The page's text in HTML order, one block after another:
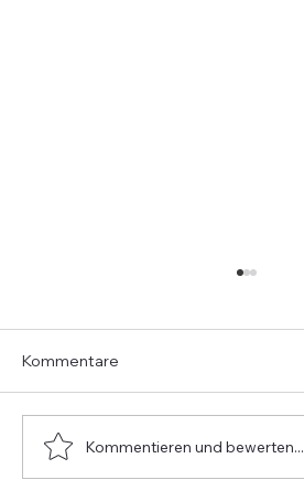
Kommentare
Kommentieren und bewerten...